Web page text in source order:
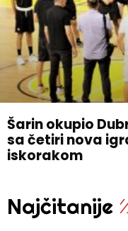
Šarin okupio
sa četiri nova
iskorakom
Najčitanije